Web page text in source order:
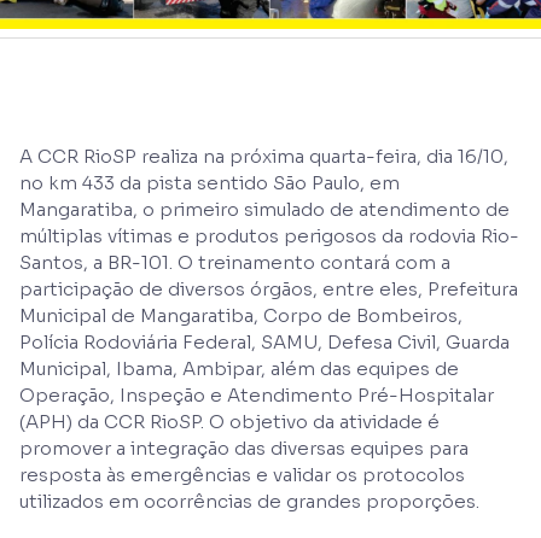
A CCR RioSP realiza na próxima quarta-feira, dia 16/10,
no km 433 da pista sentido São Paulo, em
Mangaratiba, o primeiro simulado de atendimento de
múltiplas vítimas e produtos perigosos da rodovia Rio-
Santos, a BR-101. O treinamento contará com a
participação de diversos órgãos, entre eles, Prefeitura
Municipal de Mangaratiba, Corpo de Bombeiros,
Polícia Rodoviária Federal, SAMU, Defesa Civil, Guarda
Municipal, Ibama, Ambipar, além das equipes de
Operação, Inspeção e Atendimento Pré-Hospitalar
(APH) da CCR RioSP. O objetivo da atividade é
promover a integração das diversas equipes para
resposta às emergências e validar os protocolos
utilizados em ocorrências de grandes proporções.